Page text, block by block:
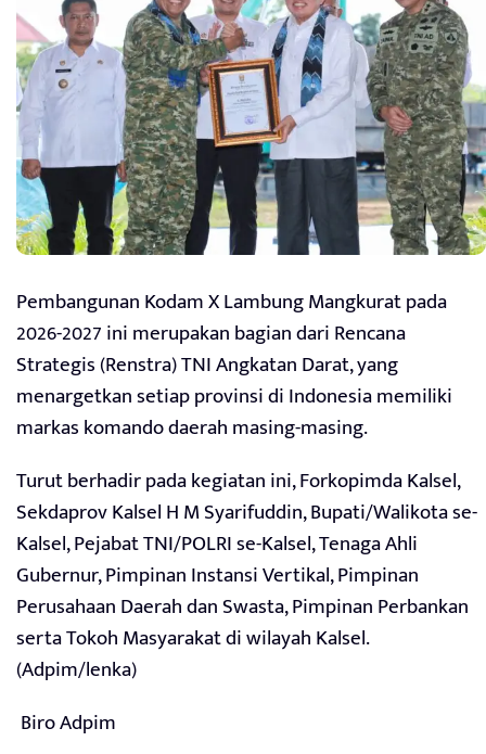
Pembangunan Kodam X Lambung Mangkurat pada
2026-2027 ini merupakan bagian dari Rencana
Strategis (Renstra) TNI Angkatan Darat, yang
menargetkan setiap provinsi di Indonesia memiliki
markas komando daerah masing-masing.
Turut berhadir pada kegiatan ini, Forkopimda Kalsel,
Sekdaprov Kalsel H M Syarifuddin, Bupati/Walikota se-
Kalsel, Pejabat TNI/POLRI se-Kalsel, Tenaga Ahli
Gubernur, Pimpinan Instansi Vertikal, Pimpinan
Perusahaan Daerah dan Swasta, Pimpinan Perbankan
serta Tokoh Masyarakat di wilayah Kalsel.
(Adpim/lenka)
Biro Adpim